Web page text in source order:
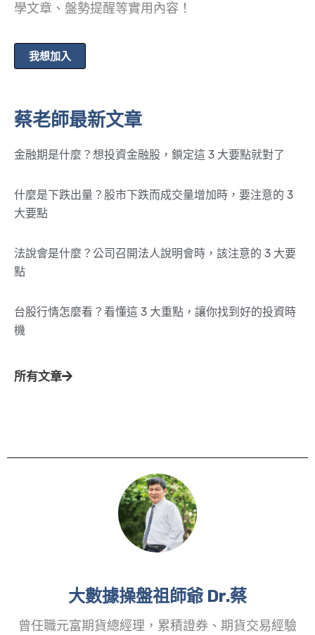
學文章、盤勢提醒等實用內容！
我想加入
蔡老師最新文章
金融期是什麼？想投資金融股，鎖定這 3 大要點就對了
什麼是下跌出量？股市下跌而成交量增加時，要注意的 3
大要點
法說會是什麼？公司召開法人說明會時，該注意的 3 大要
點
台股行情怎麼看？看懂這 3 大重點，讓你找到好的投資時
機
所有文章
大數據操盤祖師爺 Dr.蔡
曾任職元富期貨總經理，累積證券、期貨交易經驗